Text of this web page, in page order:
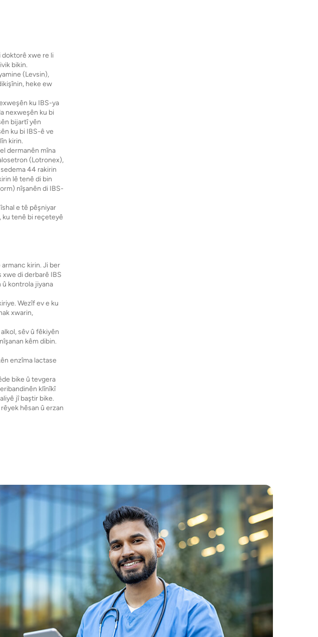
doktorê xwe re li
bikin.
(Levsin),
heke ew
ku IBS-ya
nexweşên ku bi
bijartî yên
ku bi IBS-ê ve
kirin.
dermanên mîna
(Lotronex),
44 rakirin
lê tenê di bin
nîşanên di IBS-
e tê pêşniyar
ku tenê bi reçeteyê
kirin. Ji ber
di derbarê IBS
kontrola jiyana
Wezîf ev e ku
xwarin,
sêv û fêkiyên
kêm dibin.
enzîma lactase
bike û tevgera
klînîkî
jî baştir bike.
hêsan û erzan